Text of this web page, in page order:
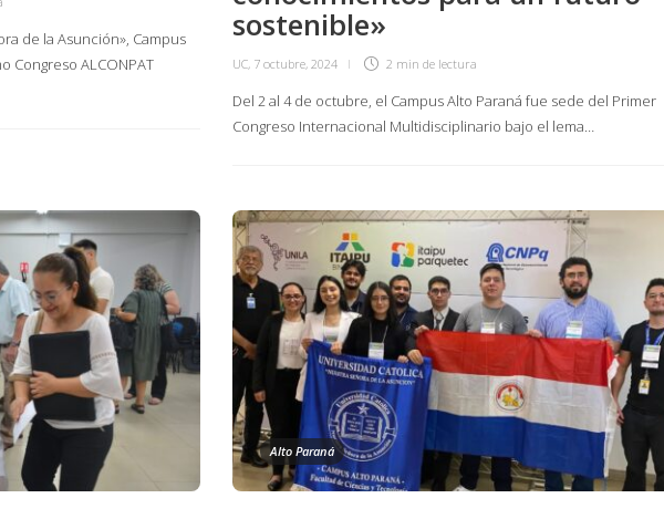
de la Asunción», Campus
Congreso ALCONPAT
sostenible»
UC, 7 octubre, 2024 2 min de lectura
Del 2 al 4 de octubre, el Campus Alto Paraná fue sede del Primer
Congreso Internacional Multidisciplinario bajo el lema…
Alto Paraná